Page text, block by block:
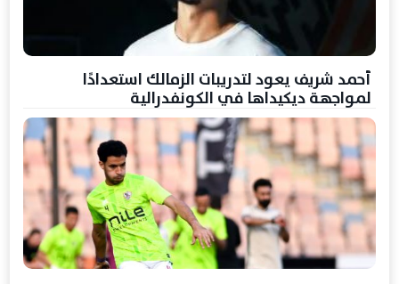
أحمد شريف يعود لتدريبات الزمالك استعدادًا
لمواجهة ديكيداها في الكونفدرالية